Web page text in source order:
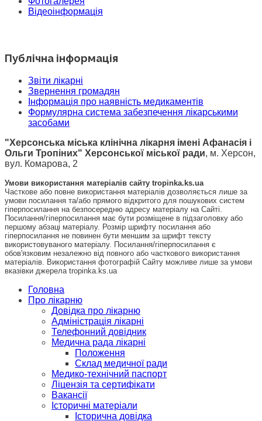
Відеоінформація
Публічна інформація
Звіти лікарні
Звернення громадян
Інформація про наявність медикаментів
Формулярна система забезпечення лікарськими
засобами
"Херсонська міська клінічна лікарня імені Афанасія і
Ольги Тропіних" Херсонської міської ради, м. Херсон,
вул. Комарова, 2
Умови використання матеріалів сайту tropinka.ks.ua
Часткове або повне використання матеріалів дозволяється лише за
умови посилання та/або прямого відкритого для пошукових систем
гіперпосилання на безпосередню адресу матеріалу на Сайті.
Посилання/гіперпосилання має бути розміщене в підзаголовку або
першому абзаці матеріалу. Розмір шрифту посилання або
гіперпосилання не повинен бути меншим за шрифт тексту
використовуваного матеріалу. Посилання/гіперпосилання є
обов'язковим незалежно від повного або часткового використання
матеріалів. Використання фотографій Сайту можливе лише за умови
вказівки джерела tropinka.ks.ua
Головна
Про лікарню
Довідка про лікарню
Адміністрація лікарні
Телефонний довідник
Медична рада лікарні
Положення
Склад медичної ради
Медико-технічний паспорт
Ліцензія та сертифікати
Вакансії
Історичні матеріали
Історична довідка